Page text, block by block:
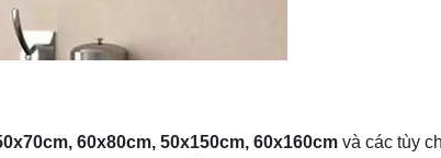
60x80cm, 50x150cm, 60x160cmvà các tùy